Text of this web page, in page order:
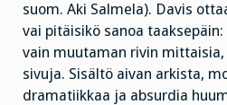
suom. Aki Salmela). Davis
vai pitäisikö sanoa
vain muutaman rivin
sivuja. Sisältö aivan arkista,
dramatiikkaa ja absurdia